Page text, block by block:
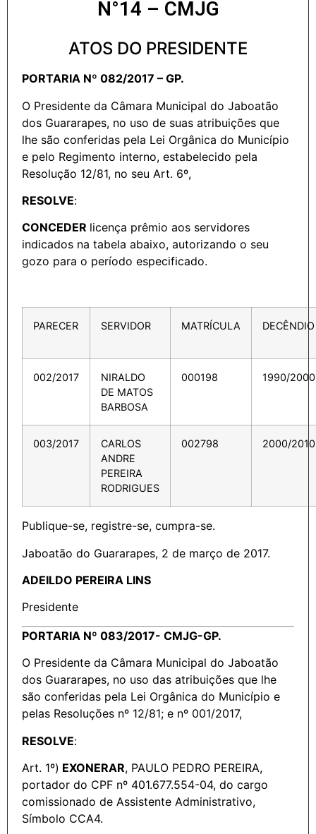
N°14 – CMJG
ATOS DO PRESIDENTE
PORTARIA Nº 082/2017 – GP.
O Presidente da Câmara Municipal do Jaboatão
dos Guararapes, no uso de suas atribuições que
lhe são conferidas pela Lei Orgânica do Município
e pelo Regimento interno, estabelecido pela
Resolução 12/81, no seu Art. 6º,
RESOLVE:
CONCEDER licença prêmio aos servidores
indicados na tabela abaixo, autorizando o seu
gozo para o período especificado.
PARECER SERVIDOR MATRÍCULA DECÊNDIO
002/2017
NIRALDO
DE MATOS
BARBOSA
000198 1990/2000
003/2017
CARLOS
ANDRE
PEREIRA
RODRIGUES
002798 2000/2010
Publique-se, registre-se, cumpra-se.
Jaboatão do Guararapes, 2 de março de 2017.
ADEILDO PEREIRA LINS
Presidente
PORTARIA Nº 083/2017- CMJG-GP.
O Presidente da Câmara Municipal do Jaboatão
dos Guararapes, no uso das atribuições que lhe
são conferidas pela Lei Orgânica do Município e
pelas Resoluções nº 12/81; e nº 001/2017,
RESOLVE:
Art. 1º) EXONERAR, PAULO PEDRO PEREIRA,
portador do CPF nº 401.677.554-04, do cargo
comissionado de Assistente Administrativo,
Símbolo CCA4.